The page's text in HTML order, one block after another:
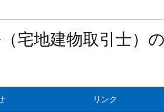
宅地建物取引士）
リンク